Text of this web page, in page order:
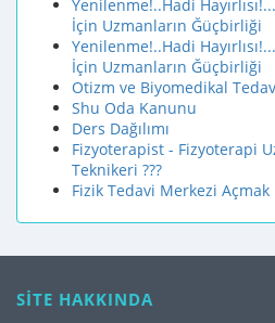
Yenilenme!..Hadi
İçin Uzmanların Ğüçbirliği
Yenilenme!..Hadi
İçin Uzmanların Ğüçbirliği
Otizm ve Biyomedikal
Shu Oda Kanunu
Ders Dağılımı
Fizyoterapist - Fizyoterapi
Teknikeri ???
Fizik Tedavi Merkezi Açmak
SİTE HAKKINDA